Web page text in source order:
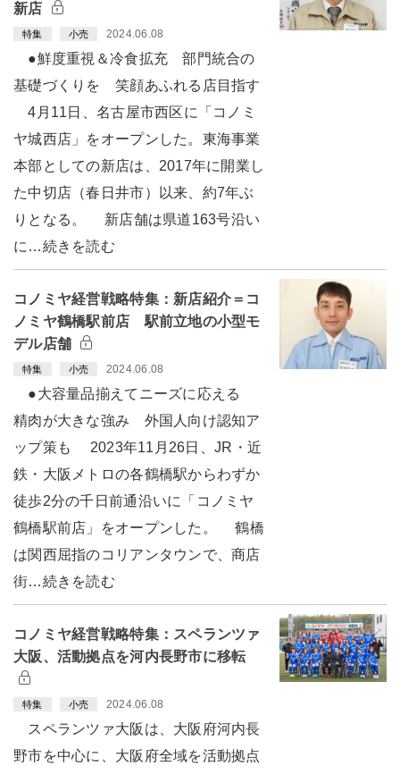
新店
特集 小売 2024.06.08
●鮮度重視＆冷食拡充 部門統合の
基礎づくりを 笑顔あふれる店目指す
4月11日、名古屋市西区に「コノミ
ヤ城西店」をオープンした。東海事業
本部としての新店は、2017年に開業し
た中切店（春日井市）以来、約7年ぶ
りとなる。 新店舗は県道163号沿い
に…続きを読む
コノミヤ経営戦略特集：新店紹介＝コ
ノミヤ鶴橋駅前店 駅前立地の小型モ
デル店舗
特集 小売 2024.06.08
●大容量品揃えてニーズに応える
精肉が大きな強み 外国人向け認知ア
ップ策も 2023年11月26日、JR・近
鉄・大阪メトロの各鶴橋駅からわずか
徒歩2分の千日前通沿いに「コノミヤ
鶴橋駅前店」をオープンした。 鶴橋
は関西屈指のコリアンタウンで、商店
街…続きを読む
コノミヤ経営戦略特集：スペランツァ
大阪、活動拠点を河内長野市に移転
特集 小売 2024.06.08
スペランツァ大阪は、大阪府河内長
野市を中心に、大阪府全域を活動拠点